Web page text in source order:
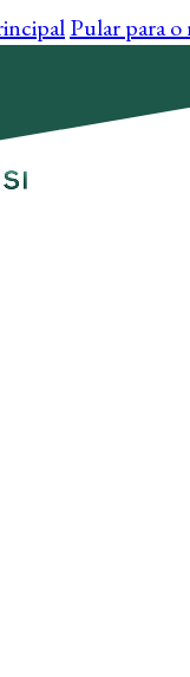
Pular para o